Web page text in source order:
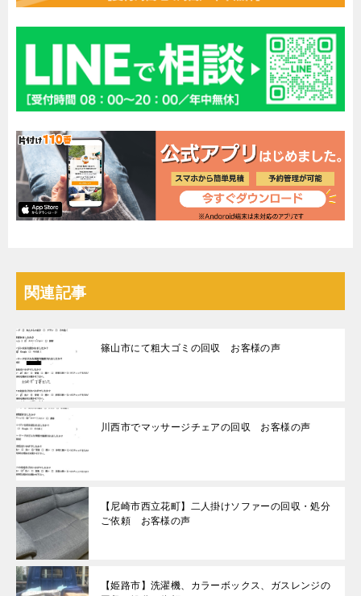
関連記事
篠山市にて粗大ゴミの回収 お客様の声
川西市でマッサージチェアの回収 お客様の声
【尼崎市西立花町】二人掛けソファーの回収・処分
ご依頼 お客様の声
【姫路市】洗濯機、カラーボックス、ガスレンジの